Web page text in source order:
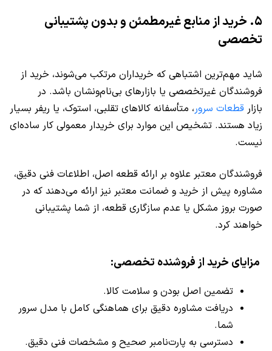
۵. خرید از منابع غیرمطمئن و بدون پشتیبانی
تخصصی
شاید مهم‌ترین اشتباهی که خریداران مرتکب می‌شوند، خرید از
فروشندگان غیرتخصصی یا بازارهای بی‌نام‌ونشان باشد. در
بازار قطعات سرور، متأسفانه کالاهای تقلبی، استوک، یا ریفر بسیار
زیاد هستند. تشخیص این موارد برای خریدار معمولی کار ساده‌ای
نیست.
فروشندگان معتبر علاوه بر ارائه قطعه اصل، اطلاعات فنی دقیق،
مشاوره پیش از خرید و ضمانت معتبر نیز ارائه می‌دهند که در
صورت بروز مشکل یا عدم سازگاری قطعه، از شما پشتیبانی
خواهند کرد.
مزایای خرید از فروشنده تخصصی:
تضمین اصل بودن و سلامت کالا.
دریافت مشاوره دقیق برای هماهنگی کامل با مدل سرور
شما.
دسترسی به پارت‌نامبر صحیح و مشخصات فنی دقیق.